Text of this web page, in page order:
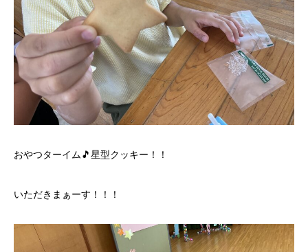
おやつターイム🎵星型クッキー！！
いただきまぁーす！！！